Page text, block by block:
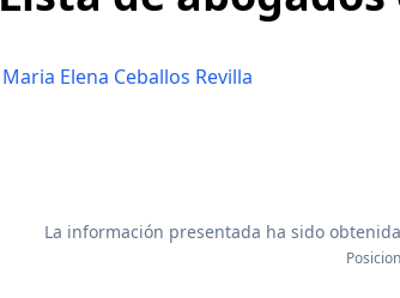
Maria Elena Ceballos Revilla
La información presentada ha sido